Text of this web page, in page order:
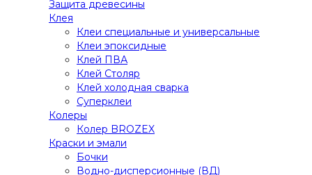
Защита древесины
Клея
Клеи специальные и универсальные
Клеи эпоксидные
Клей ПВА
Клей Столяр
Клей холодная сварка
Суперклеи
Колеры
Колер BROZEX
Краски и эмали
Бочки
Водно-дисперсионные (ВД)